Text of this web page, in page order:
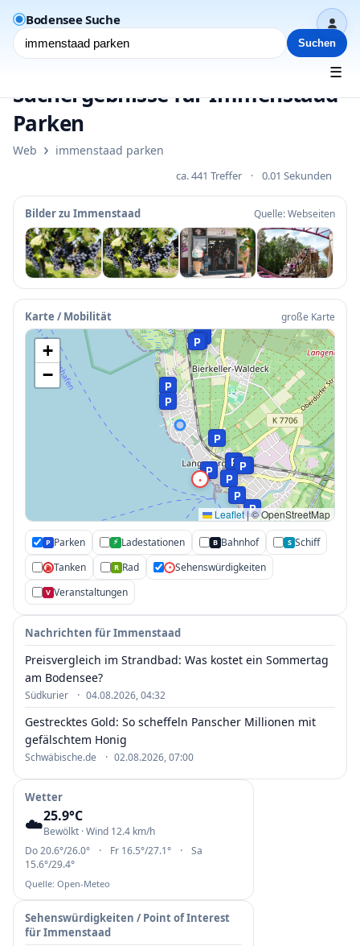
Bodensee Suche
Suchen
☰
Suchergebnisse für Immenstaad
Parken
Web › immenstaad parken
ca. 441 Treffer · 0.01 Sekunden
Bilder zu Immenstaad Quelle: Webseiten
Karte / Mobilität große Karte
P
P
P
P
P
P
P
P
P
PP
P
P
P
•
•
+
−
Leaflet|© OpenStreetMap
P Parken ⚡ Ladestationen B Bahnhof S Schiff
⛽ Tanken R Rad • Sehenswürdigkeiten
V Veranstaltungen
Nachrichten für Immenstaad
Preisvergleich im Strandbad: Was kostet ein Sommertag
am Bodensee?
Südkurier · 04.08.2026, 04:32
Gestrecktes Gold: So scheffeln Panscher Millionen mit
gefälschtem Honig
Schwäbische.de · 02.08.2026, 07:00
Wetter
☁️25.9°C
Bewölkt · Wind 12.4 km/h
Do 20.6°/26.0°
· Fr 16.5°/27.1° ·
Sa
15.6°/29.4°
Quelle: Open-Meteo
Sehenswürdigkeiten / Point of Interest
für Immenstaad